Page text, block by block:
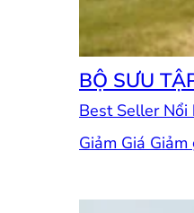
BỘ SƯU
Best Seller
Giảm Giá